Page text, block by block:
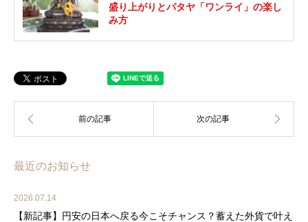
盛り上がりとパタヤ「ワンライ」の楽し
み方
最近のお知らせ
2026.07.14
【新記事】円安の日本へ戻る今こそチャンス？蓄えた外貨で叶え